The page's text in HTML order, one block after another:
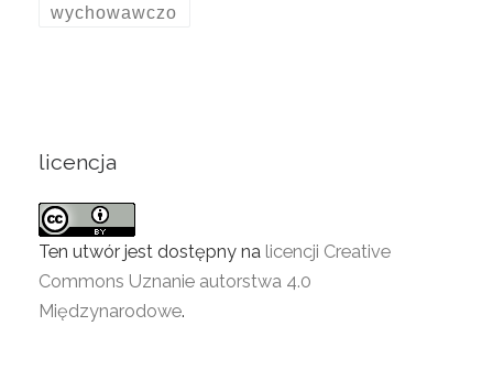
wychowawczo
licencja
Ten utwór jest dostępny na licencji Creative
Commons Uznanie autorstwa 4.0
Międzynarodowe.